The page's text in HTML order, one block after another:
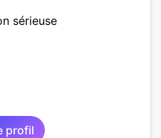
sérieuse
profil